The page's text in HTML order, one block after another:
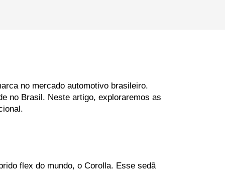
no mercado automotivo brasileiro.
no Brasil. Neste artigo, exploraremos as
flex do mundo, o Corolla. Esse sedã